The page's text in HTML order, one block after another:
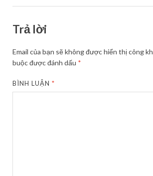
Trả lời
Email của bạn sẽ không được hiển thị công
buộc được đánh dấu *
BÌNH LUẬN*